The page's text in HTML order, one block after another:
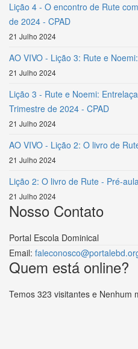
Lição 4 - O encontro de Rute
de 2024 - CPAD
21 Julho 2024
AO VIVO - Lição 3: Rute e
21 Julho 2024
Lição 3 - Rute e Noemi:
Trimestre de 2024 - CPAD
21 Julho 2024
AO VIVO - Lição 2: O livro de
21 Julho 2024
Lição 2: O livro de Rute - Pré-
21 Julho 2024
Nosso Contato
Portal Escola Dominical
Email:
Quem está online?
Temos 323 visitantes e Nenhum